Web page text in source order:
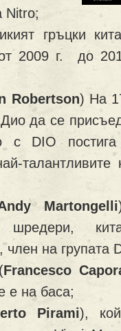
Nitro;
гръцки
2009 г. до
Robertson) На
да се
с DIO
талантливите
Martongelli
шредери,
на групата
Francesco
е на баса;
Pirami),